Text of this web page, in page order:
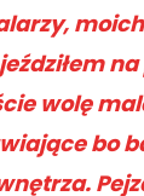
moich
wolę
bo